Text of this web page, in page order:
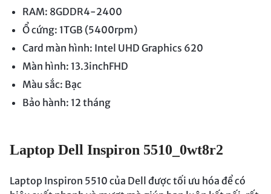
RAM: 8GDDR4-2400
Ổ cứng: 1TGB (5400rpm)
Card màn hình: Intel UHD Graphics 620
Màn hình: 13.3inchFHD
Màu sắc: Bạc
Bảo hành: 12 tháng
Laptop Dell Inspiron 5510_0wt8r2
Laptop Inspiron 5510 của Dell được tối ưu hóa để có